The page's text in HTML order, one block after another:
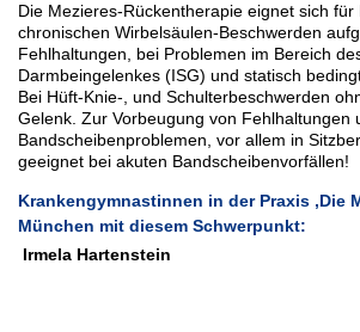
Die Mezieres-Rückentherapie eignet sich für
chronischen Wirbelsäulen-Beschwerden
Fehlhaltungen, bei Problemen im Bereich
Darmbeingelenkes (ISG) und statisch
Bei Hüft-Knie-, und Schulterbeschwerden
Gelenk. Zur Vorbeugung von Fehlhaltungen
Bandscheibenproblemen, vor allem in
geeignet bei akuten Bandscheibenvorfällen!
Krankengymnastinnen in der Praxis ‚Die
München mit diesem Schwerpunkt:
Irmela Hartenstein